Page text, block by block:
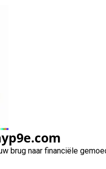
brug naar financiële